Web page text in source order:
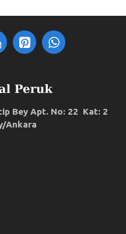
Bey Apt. No: 22 Kat: 2
Ankara